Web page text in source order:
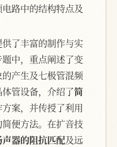
路中的结构特点及
了丰富的制作与实
题中，重点阐述了变
产生及七极管混频
管设备，介绍了简
案，并传授了利用
便方法。在扩音技
器的阻抗匹配及远